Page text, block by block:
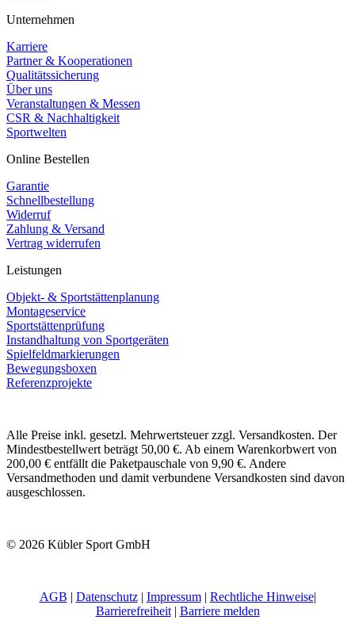
Unternehmen
Karriere
Partner & Kooperationen
Qualitätssicherung
Über uns
Veranstaltungen & Messen
CSR & Nachhaltigkeit
Sportwelten
Online Bestellen
Garantie
Schnellbestellung
Widerruf
Zahlung & Versand
Vertrag widerrufen
Leistungen
Objekt- & Sportstättenplanung
Montageservice
Sportstättenprüfung
Instandhaltung von Sportgeräten
Spielfeldmarkierungen
Bewegungsboxen
Referenzprojekte
Alle Preise inkl. gesetzl. Mehrwertsteuer zzgl. Versandkosten. Der
Mindestbestellwert beträgt 50,00 €. Ab einem Warenkorbwert von
200,00 € entfällt die Paketpauschale von 9,90 €. Andere
Versandmethoden und damit verbundene Versandkosten sind davon
ausgeschlossen.
© 2026 Kübler Sport GmbH
AGB | Datenschutz| Impressum| Rechtliche Hinweise|
Barrierefreiheit| Barriere melden